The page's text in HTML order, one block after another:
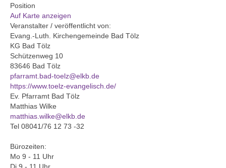
Pfarrbüro
KantorIn
Kita-Träger-Assistenz
Dekanatsbüro
Hausmeister und Mesnerinnen
Soziale Beratung
Kirchenvorstand
Position
Auf Karte anzeigen
Veranstalter / veröffentlicht von:
Evang.-Luth. Kirchengemeinde Bad Tölz
KG Bad Tölz
Schützenweg 10
83646 Bad Tölz
pfarramt.bad-toelz@elkb.de
https://www.toelz-evangelisch.de/
Ev. Pfarramt Bad Tölz
Matthias Wilke
matthias.wilke@elkb.de
Tel 08041/76 12 73 -32
Bürozeiten:
Mo 9 - 11 Uhr
Di 9 - 11 Uhr